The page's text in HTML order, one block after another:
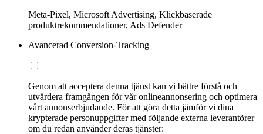
Meta-Pixel, Microsoft Advertising, Klickbaserade
produktrekommendationer, Ads Defender
Avancerad Conversion-Tracking
Genom att acceptera denna tjänst kan vi bättre förstå och
utvärdera framgången för vår onlineannonsering och optimera
vårt annonserbjudande. För att göra detta jämför vi dina
krypterade personuppgifter med följande externa leverantörer
om du redan använder deras tjänster: